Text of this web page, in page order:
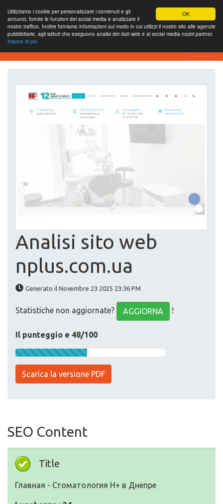
OK
Utilizziamo i cookie per personalizzare i contenuti e gli
annunci, fornire le funzioni dei social media e analizzare il
nostro traffico. Inoltre forniamo informazioni sul modo in cui utilizzi il nostro sito alle agenzie
pubblicitarie, agli istituti che eseguono analisi dei dati web e ai social media nostri partner.
Impara di più
Strumento di analisi del sito web
Analisi sito web
nplus.com.ua
Generato il Novembre 23 2025 23:36 PM
Statistiche non aggiornate? AGGIORNA !
Il punteggio e 48/100
Scarica la versione PDF
SEO Content
Title
Главная - Стоматология Н+ в Днепре